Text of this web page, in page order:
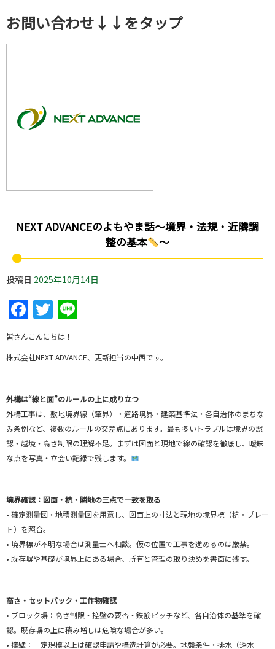
お問い合わせ↓↓をタップ
NEXT ADVANCEのよもやま話～境界・法規・近隣調
整の基本
～
投稿日 2025年10月14日
Facebook
Twitter
皆さんこんにちは！
株式会社NEXT ADVANCE、更新担当の中西です。
外構は“線と面”のルールの上に成り立つ
外構工事は、敷地境界線（筆界）・道路境界・建築基準法・各自治体のまちな
み条例など、複数のルールの交差点にあります。最も多いトラブルは境界の誤
認・越境・高さ制限の理解不足。まずは図面と現地で線の確認を徹底し、曖昧
な点を写真・立会い記録で残します。
境界確認：図面・杭・隣地の三点で一致を取る
• 確定測量図・地積測量図を用意し、図面上の寸法と現地の境界標（杭・プレー
ト）を照合。
• 境界標が不明な場合は測量士へ相談。仮の位置で工事を進めるのは厳禁。
• 既存塀や基礎が境界上にある場合、所有と管理の取り決めを書面に残す。
高さ・セットバック・工作物確認
• ブロック塀：高さ制限・控壁の要否・鉄筋ピッチなど、各自治体の基準を確
認。既存塀の上に積み増しは危険な場合が多い。
• 擁壁：一定規模以上は確認申請や構造計算が必要。地盤条件・排水（透水